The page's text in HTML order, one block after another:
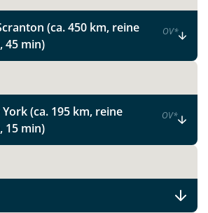
(ca. 450 km, reine
45 min)
OV*
(ca. 195 km, reine
15 min)
OV*